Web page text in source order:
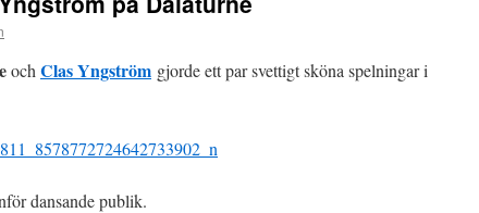
och Clas Yngström gjorde ett par svettigt sköna spelningar i
dansande publik.